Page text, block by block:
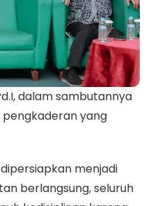
dalam sambutannya
pengkaderan yang
menjadi
berlangsung, seluruh